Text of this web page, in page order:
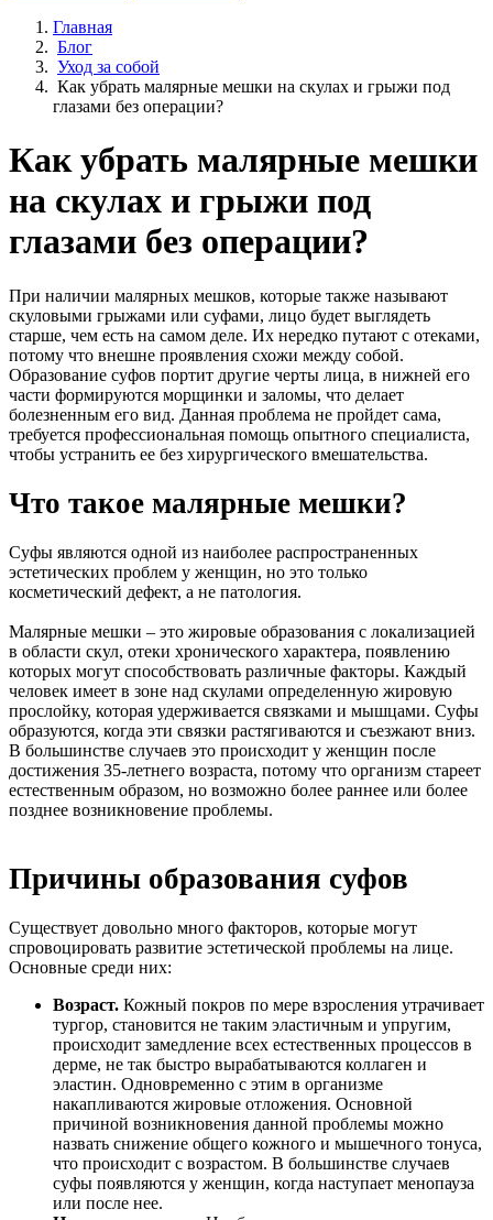
Главная
Блог
Уход за собой
Как убрать малярные мешки на скулах и грыжи под
глазами без операции?
Как убрать малярные мешки
на скулах и грыжи под
глазами без операции?
При наличии малярных мешков, которые также называют
скуловыми грыжами или суфами, лицо будет выглядеть
старше, чем есть на самом деле. Их нередко путают с отеками,
потому что внешне проявления схожи между собой.
Образование суфов портит другие черты лица, в нижней его
части формируются морщинки и заломы, что делает
болезненным его вид. Данная проблема не пройдет сама,
требуется профессиональная помощь опытного специалиста,
чтобы устранить ее без хирургического вмешательства.
Что такое малярные мешки?
Суфы являются одной из наиболее распространенных
эстетических проблем у женщин, но это только
косметический дефект, а не патология.
Малярные мешки – это жировые образования с локализацией
в области скул, отеки хронического характера, появлению
которых могут способствовать различные факторы. Каждый
человек имеет в зоне над скулами определенную жировую
прослойку, которая удерживается связками и мышцами. Суфы
образуются, когда эти связки растягиваются и съезжают вниз.
В большинстве случаев это происходит у женщин после
достижения 35-летнего возраста, потому что организм стареет
естественным образом, но возможно более раннее или более
позднее возникновение проблемы.
Причины образования суфов
Существует довольно много факторов, которые могут
спровоцировать развитие эстетической проблемы на лице.
Основные среди них:
Возраст. Кожный покров по мере взросления утрачивает
тургор, становится не таким эластичным и упругим,
происходит замедление всех естественных процессов в
дерме, не так быстро вырабатываются коллаген и
эластин. Одновременно с этим в организме
накапливаются жировые отложения. Основной
причиной возникновения данной проблемы можно
назвать снижение общего кожного и мышечного тонуса,
что происходит с возрастом. В большинстве случаев
суфы появляются у женщин, когда наступает менопауза
или после нее.